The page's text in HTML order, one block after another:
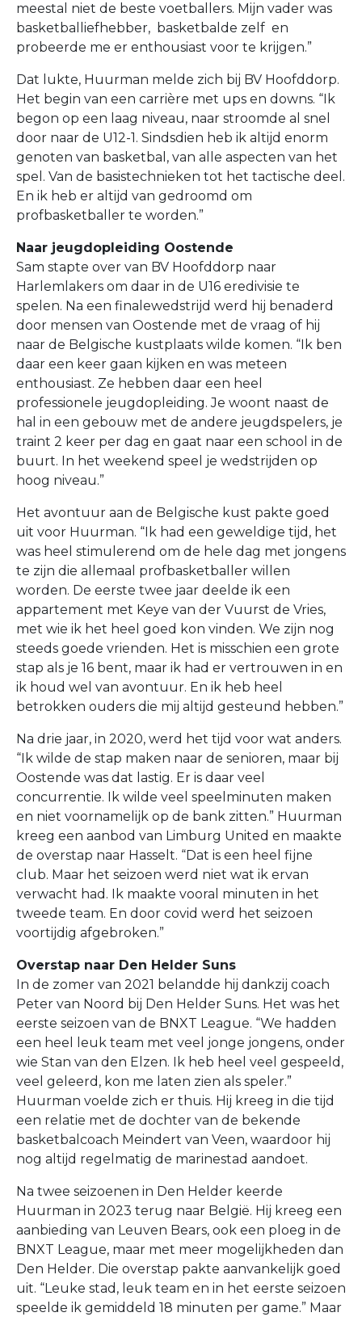
meestal niet de beste voetballers. Mijn vader was
basketballiefhebber, basketbalde zelf en
probeerde me er enthousiast voor te krijgen.”
Dat lukte, Huurman melde zich bij BV Hoofddorp.
Het begin van een carrière met ups en downs. “Ik
begon op een laag niveau, naar stroomde al snel
door naar de U12-1. Sindsdien heb ik altijd enorm
genoten van basketbal, van alle aspecten van het
spel. Van de basistechnieken tot het tactische deel.
En ik heb er altijd van gedroomd om
profbasketballer te worden.”
Naar jeugdopleiding Oostende
Sam stapte over van BV Hoofddorp naar
Harlemlakers om daar in de U16 eredivisie te
spelen. Na een finalewedstrijd werd hij benaderd
door mensen van Oostende met de vraag of hij
naar de Belgische kustplaats wilde komen. “Ik ben
daar een keer gaan kijken en was meteen
enthousiast. Ze hebben daar een heel
professionele jeugdopleiding. Je woont naast de
hal in een gebouw met de andere jeugdspelers, je
traint 2 keer per dag en gaat naar een school in de
buurt. In het weekend speel je wedstrijden op
hoog niveau.”
Het avontuur aan de Belgische kust pakte goed
uit voor Huurman. “Ik had een geweldige tijd, het
was heel stimulerend om de hele dag met jongens
te zijn die allemaal profbasketballer willen
worden. De eerste twee jaar deelde ik een
appartement met Keye van der Vuurst de Vries,
met wie ik het heel goed kon vinden. We zijn nog
steeds goede vrienden. Het is misschien een grote
stap als je 16 bent, maar ik had er vertrouwen in en
ik houd wel van avontuur. En ik heb heel
betrokken ouders die mij altijd gesteund hebben.”
Na drie jaar, in 2020, werd het tijd voor wat anders.
“Ik wilde de stap maken naar de senioren, maar bij
Oostende was dat lastig. Er is daar veel
concurrentie. Ik wilde veel speelminuten maken
en niet voornamelijk op de bank zitten.” Huurman
kreeg een aanbod van Limburg United en maakte
de overstap naar Hasselt. “Dat is een heel fijne
club. Maar het seizoen werd niet wat ik ervan
verwacht had. Ik maakte vooral minuten in het
tweede team. En door covid werd het seizoen
voortijdig afgebroken.”
Overstap naar Den Helder Suns
In de zomer van 2021 belandde hij dankzij coach
Peter van Noord bij Den Helder Suns. Het was het
eerste seizoen van de BNXT League. “We hadden
een heel leuk team met veel jonge jongens, onder
wie Stan van den Elzen. Ik heb heel veel gespeeld,
veel geleerd, kon me laten zien als speler.”
Huurman voelde zich er thuis. Hij kreeg in die tijd
een relatie met de dochter van de bekende
basketbalcoach Meindert van Veen, waardoor hij
nog altijd regelmatig de marinestad aandoet.
Na twee seizoenen in Den Helder keerde
Huurman in 2023 terug naar België. Hij kreeg een
aanbieding van Leuven Bears, ook een ploeg in de
BNXT League, maar met meer mogelijkheden dan
Den Helder. Die overstap pakte aanvankelijk goed
uit. “Leuke stad, leuk team en in het eerste seizoen
speelde ik gemiddeld 18 minuten per game.” Maar